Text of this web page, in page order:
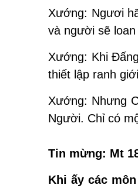
Xướng: Ngươi
và người sẽ
Xướng: Khi
thiết lập ranh
Xướng: Nhưng
Người. Chỉ có
Tin mừng: Mt
Khi ấy các